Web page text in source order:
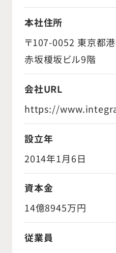
本社住所
〒107-0052 東京都
赤坂榎坂ビル9階
会社URL
https://
設立年
2014年1月6日
資本金
14億8945万円
従業員